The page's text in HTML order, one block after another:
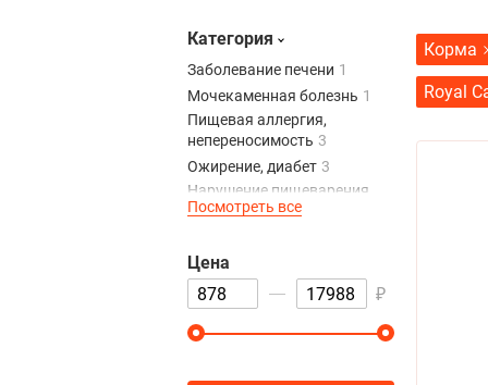
Категория
Заболевание печени 1
Мочекаменная болезнь 1
Пищевая аллергия,
непереносимость 3
Ожирение, диабет 3
Нарушение пищеварения,
ЖКТ 5
Посмотреть все
Цена
₽
Корма
Royal
Royal Canin
Royal Canin
Цена